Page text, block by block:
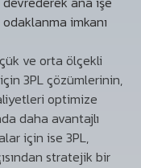
odaklanma imkanı
ve orta ölçekli
3PL çözümlerinin,
optimize
daha avantajlı
için ise 3PL,
stratejik bir